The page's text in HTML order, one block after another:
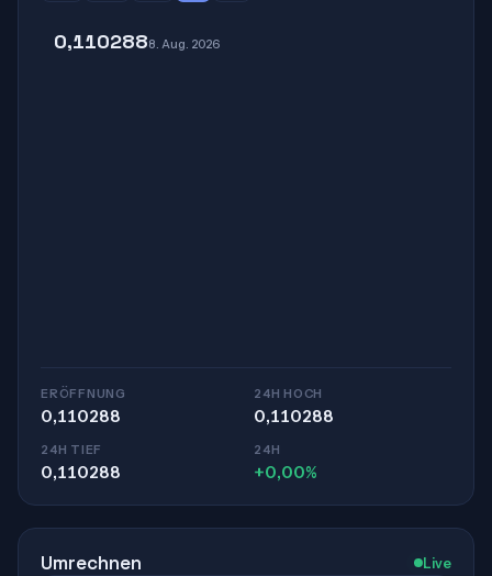
0,1102888. Aug. 2026
ERÖFFNUNG
0,110288
24H HOCH
0,110288
24H TIEF
0,110288
24H
+0,00%
Umrechnen Live